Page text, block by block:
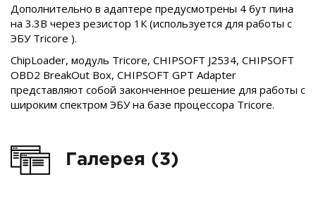
Дополнительно в адаптере предусмотрены 4 бут пина
на 3.3В через резистор 1К (используется для работы с
ЭБУ Tricore ).
ChipLoader, модуль Tricore, CHIPSOFT J2534, CHIPSOFT
OBD2 BreakOut Box, CHIPSOFT GPT Adapter
представляют собой законченное решение для работы с
широким спектром ЭБУ на базе процессора Tricore.
Галерея (3)